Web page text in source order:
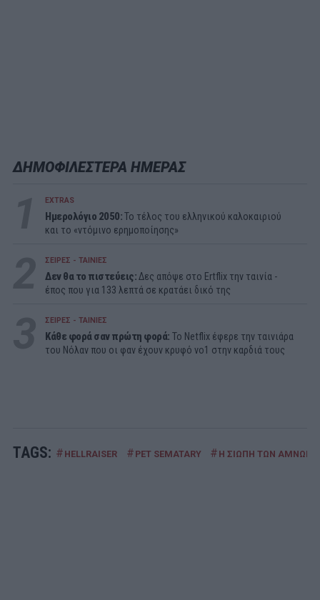
ΔΗΜΟΦΙΛΕΣΤΕΡΑ ΗΜΕΡΑΣ
EXTRAS
Ημερολόγιο 2050:To τέλος του ελληνικού καλοκαιριού
και το «ντόμινο ερημοποίησης»
ΣΕΙΡΕΣ - ΤΑΙΝΙΕΣ
Δεν θα το πιστεύεις:Δες απόψε στο Ertflix την ταινία -
έπος που για 133 λεπτά σε κρατάει δικό της
ΣΕΙΡΕΣ - ΤΑΙΝΙΕΣ
Κάθε φορά σαν πρώτη φορά: Το Netflix έφερε την ταινιάρα
του Νόλαν που οι φαν έχουν κρυφό νο1 στην καρδιά τους
TAGS: # HELLRAISER # PET SEMATARY # Η ΣΙΩΠΗ ΤΩΝ ΑΜΝΩΝ